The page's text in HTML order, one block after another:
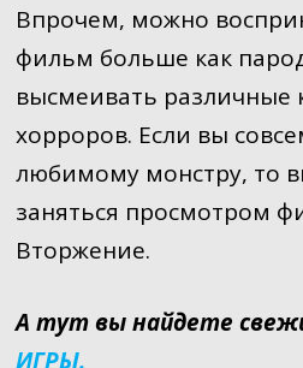
Впрочем, можно
фильм больше как
высмеивать различные
хорроров. Если вы
любимому монстру, то
заняться просмотром
Вторжение.
А тут вы найдете
ИГРЫ.